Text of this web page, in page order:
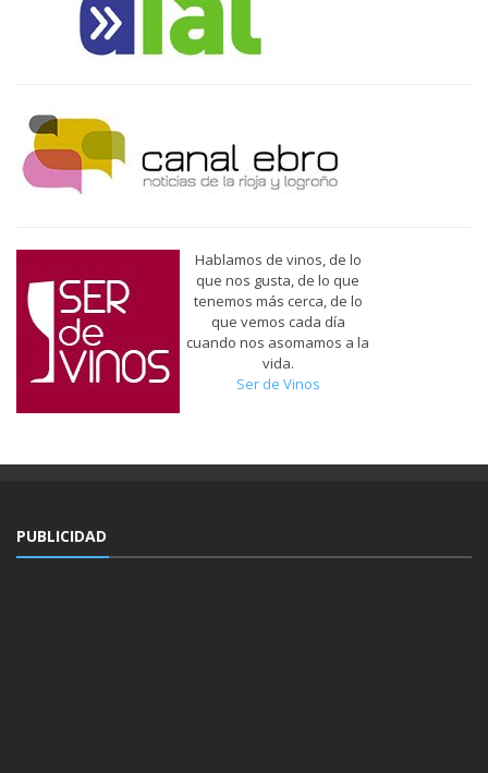
Hablamos de vinos, de lo
que nos gusta, de lo que
tenemos más cerca, de lo
que vemos cada día
cuando nos asomamos a la
vida.
PUBLICIDAD